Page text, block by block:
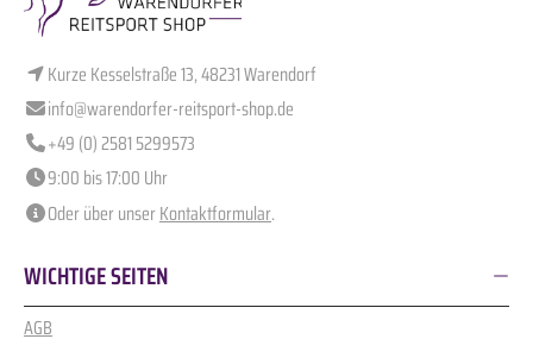
Kurze Kesselstraße 13, 48231 Warendorf
info@warendorfer-reitsport-shop.de
+49 (0) 2581 5299573
9:00 bis 17:00 Uhr
Oder über unserKontaktformular.
WICHTIGE SEITEN
AGB